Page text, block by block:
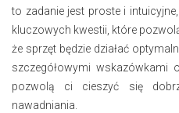
to zadanie jest proste i
kluczowych kwestii, które
że sprzęt będzie działać
szczegółowymi wskazówkami
pozwolą ci cieszyć się
nawadniania.